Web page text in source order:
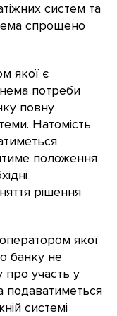
систем та
спрощено
якої є
нема потреби
повну
Натомість
положення
рішення
якої
банку не
про участь у
подаватиметься
системі